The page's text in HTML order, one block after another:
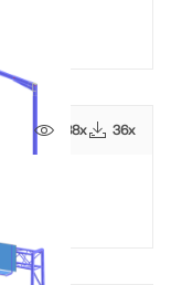
188x 36x